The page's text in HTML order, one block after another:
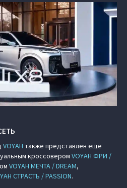
VOYAH также представлен еще
кроссовером VOYAH ФРИ /
VOYAH МЕЧТА / DREAM,
СТРАСТЬ / PASSION.